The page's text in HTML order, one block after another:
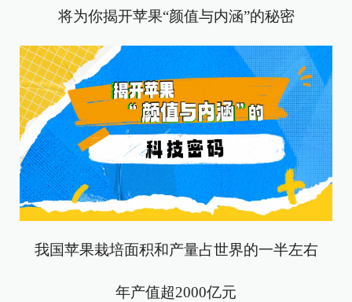
将为你揭开苹果“颜值与内涵”的秘密
我国苹果栽培面积和产量占世界的一半左右
年产值超2000亿元